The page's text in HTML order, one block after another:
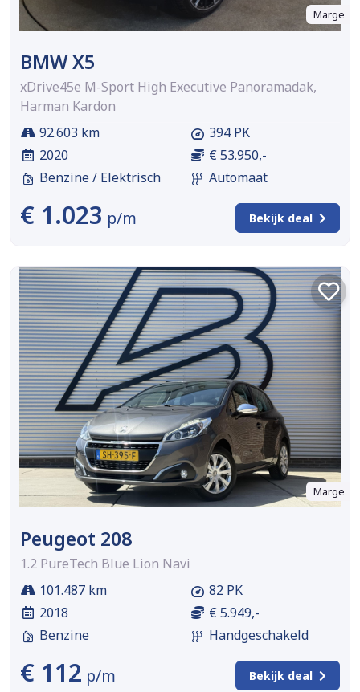
Marge
BMW X5
xDrive45e M-Sport High Executive Panoramadak,
Harman Kardon
92.603 km
2020
Benzine / Elektrisch
394 PK
€ 53.950,-
Automaat
€ 1.023 p/m Bekijk deal
Marge
Peugeot 208
1.2 PureTech Blue Lion Navi
101.487 km
2018
Benzine
82 PK
€ 5.949,-
Handgeschakeld
€ 112 p/m Bekijk deal